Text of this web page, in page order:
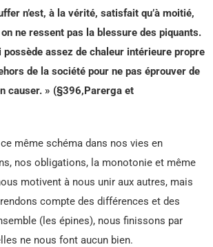
n’est, à la vérité, satisfait qu’à moitié,
ne ressent pas la blessure des piquants.
possède assez de chaleur intérieure propre
de la société pour ne pas éprouver de
causer. » (§396,Parerga et
même schéma dans nos vies en
nos obligations, la monotonie et même
motivent à nous unir aux autres, mais
compte des différences et des
(les épines), nous finissons par
ne nous font aucun bien.